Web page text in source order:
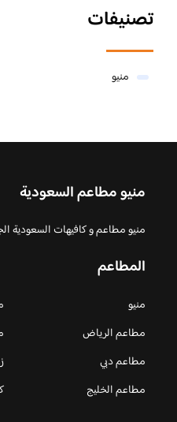
تصنيفات
منيو
منيو مطاعم السعودية
منيو مطاعم و كافيهات السعودية
المطاعم
منيو
مطاعم الرياض
مطاعم دبي
مطاعم الخليج